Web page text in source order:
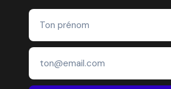
ÉCORESPONSABLE